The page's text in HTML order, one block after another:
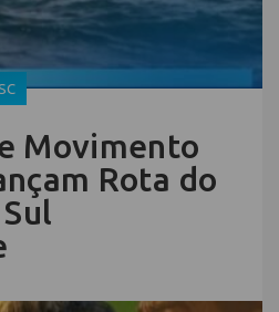
Movimento
Rota do